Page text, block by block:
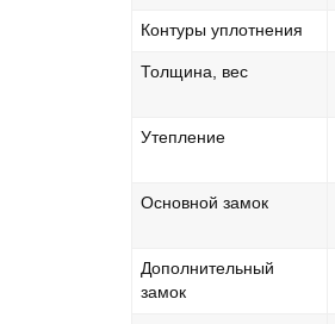
Контуры уплотнения
Толщина, вес
Утепление
Основной замок
Дополнительный
замок